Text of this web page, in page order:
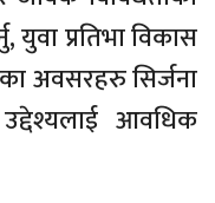
युवा प्रतिभा विकास
अवसरहरु सिर्जना
आवधिक